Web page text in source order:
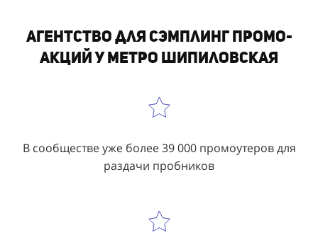
Агентство для сэмплинг промо-
акций у метро Шипиловская
В сообществе уже более 39 000 промоутеров для
раздачи пробников